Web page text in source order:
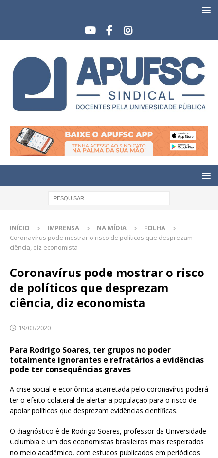
INÍCIO IMPRENSA NA MÍDIA
FOLHA
Coronavírus pode mostrar o risco de políticos que desprezam
ciência, diz economista
Coronavírus pode mostrar o risco
de políticos que desprezam
ciência, diz economista
19/03/2020
Para Rodrigo Soares, ter grupos no poder
totalmente ignorantes e refratários a evidências
pode ter consequências graves
A crise social e econômica acarretada pelo coronavírus poderá
ter o efeito colateral de alertar a população para o risco de
apoiar políticos que desprezam evidências científicas.
O diagnóstico é de Rodrigo Soares, professor da Universidade
Columbia e um dos economistas brasileiros mais respeitados
no meio acadêmico, com estudos publicados em periódicos